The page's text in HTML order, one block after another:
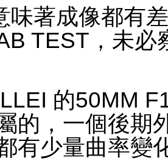
味著成像都有
TEST，未必
的50MM
的，一個後期
有少量曲率變